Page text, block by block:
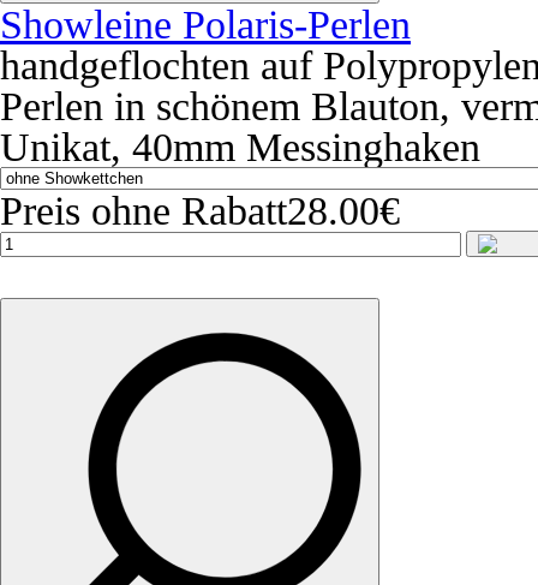
Showleine Polaris-Perlen
handgeflochten auf
Perlen in schönem Blauton,
Unikat, 40mm Messinghaken
Preis ohne Rabatt28.00€